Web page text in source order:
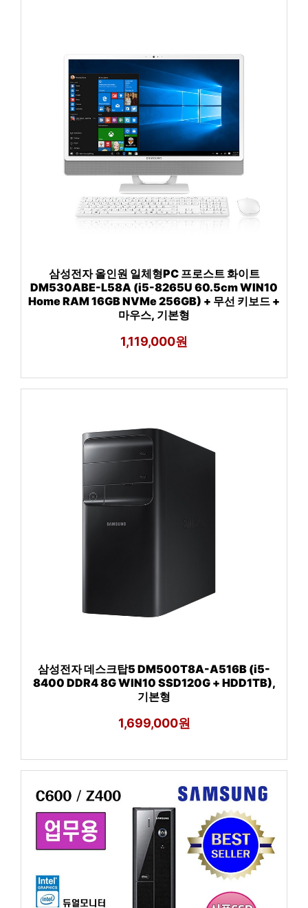
삼성전자 올인원 일체형PC 프로스트 화이트
DM530ABE-L58A (i5-8265U 60.5cm WIN10
Home RAM 16GB NVMe 256GB) + 무선 키보드 +
마우스, 기본형
1,119,000원
삼성전자 데스크탑5 DM500T8A-A516B (i5-
8400 DDR4 8G WIN10 SSD120G + HDD1TB),
기본형
1,699,000원